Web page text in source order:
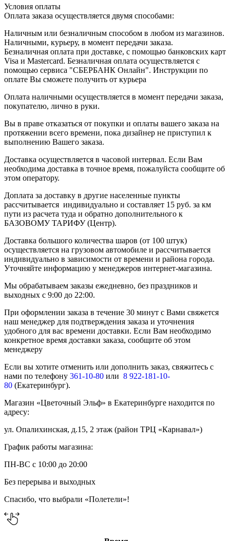
Условия оплаты
Оплата заказа осуществляется двумя способами:
Наличным или безналичным способом в любом из магазинов.
Наличными, курьеру, в момент передачи заказа.
Безналичная оплата при доставке, с помощью банковских карт
Visa и Mastercard. Безналичная оплата осуществляется с
помощью сервиса "СБЕРБАНК Онлайн". Инструкции по
оплате Вы сможете получить от курьера
Оплата наличными осуществляется в момент передачи заказа,
покупателю, лично в руки.
Вы в праве отказаться от покупки и оплаты вашего заказа на
протяжении всего времени, пока дизайнер не приступил к
выполнению Вашего заказа.
Доставка осуществляется в часовой интервал. Если Вам
необходима доставка в точное время, пожалуйста сообщите об
этом оператору.
Доплата за доставку в другие населенные пункты
рассчитывается индивидуально и составляет 15 руб. за км
пути из расчета туда и обратно дополнительного к
БАЗОВОМУ ТАРИФУ (Центр).
Доставка большого количества шаров (от 100 штук)
осуществляется на грузовом автомобиле и рассчитывается
индивидуально в зависимости от времени и района города.
Уточняйте информацию у менеджеров интернет-магазина.
Мы обрабатываем заказы ежедневно, без праздников и
выходных с 9:00 до 22:00.
При оформлении заказа в течение 30 минут с Вами свяжется
наш менеджер для подтверждения заказа и уточнения
удобного для вас времени доставки. Если Вам необходимо
конкретное время доставки заказа, сообщите об этом
менеджеру
Если вы хотите отменить или дополнить заказ, свяжитесь с
нами по телефону 361-10-80 или 8 922-181-10-
80 (Екатеринбург).
Магазин «Цветочный Эльф» в Екатеринбурге находится по
адресу:
ул. Опалихинская, д.15, 2 этаж (район ТРЦ «Карнавал»)
График работы магазина:
ПН-ВС с 10:00 до 20:00
Без перерыва и выходных
Спасибо, что выбрали «Полетели»!